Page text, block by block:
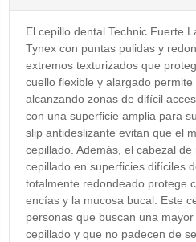
El cepillo dental Technic Fuerte
Tynex con puntas pulidas y
extremos texturizados que
cuello flexible y alargado
alcanzando zonas de difícil
con una superficie amplia para
slip antideslizante evitan que el
cepillado. Además, el cabezal
cepillado en superficies difíciles
totalmente redondeado protege
encías y la mucosa bucal. Este
personas que buscan una
cepillado y que no padecen de